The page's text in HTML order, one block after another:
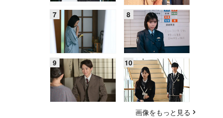
画像をもっと見る